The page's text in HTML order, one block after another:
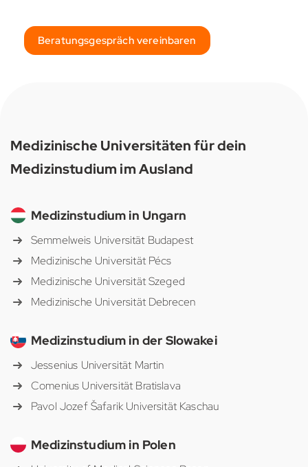
Beratungsgespräch vereinbaren
Medizinische Universitäten für dein
Medizinstudium im Ausland
Medizinstudium in Ungarn
Semmelweis Universität Budapest
Medizinische Universität Pécs
Medizinische Universität Szeged
Medizinische Universität Debrecen
Medizinstudium in der Slowakei
Jessenius Universität Martin
Comenius Universität Bratislava
Pavol Jozef Šafarik Universität Kaschau
Medizinstudium in Polen